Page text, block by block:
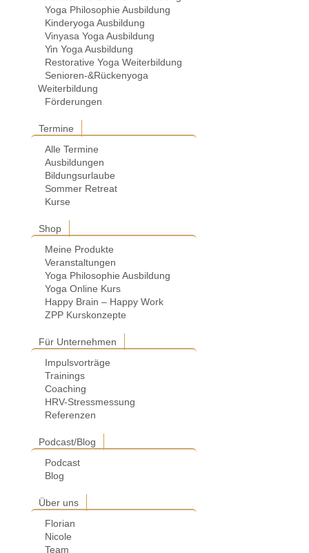
Yoga Philosophie Ausbildung
Kinderyoga Ausbildung
Vinyasa Yoga Ausbildung
Yin Yoga Ausbildung
Restorative Yoga Weiterbildung
Senioren-&Rückenyoga
Weiterbildung
Förderungen
Termine
Alle Termine
Ausbildungen
Bildungsurlaube
Sommer Retreat
Kurse
Shop
Meine Produkte
Veranstaltungen
Yoga Philosophie Ausbildung
Yoga Online Kurs
Happy Brain – Happy Work
ZPP Kurskonzepte
Für Unternehmen
Impulsvorträge
Trainings
Coaching
HRV-Stressmessung
Referenzen
Podcast/Blog
Podcast
Blog
Über uns
Florian
Nicole
Team